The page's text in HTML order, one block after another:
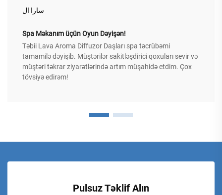
سارا ال
Spa Məkanım üçün Oyun Dəyişən!
Təbii Lava Aroma Diffuzor Daşları spa təcrübəmi
tamamilə dəyişib. Müştərilər sakitləşdirici qoxuları sevir və
müştəri təkrar ziyarətlərində artım müşahidə etdim. Çox
tövsiyə edirəm!
Pulsuz Təklif Alın